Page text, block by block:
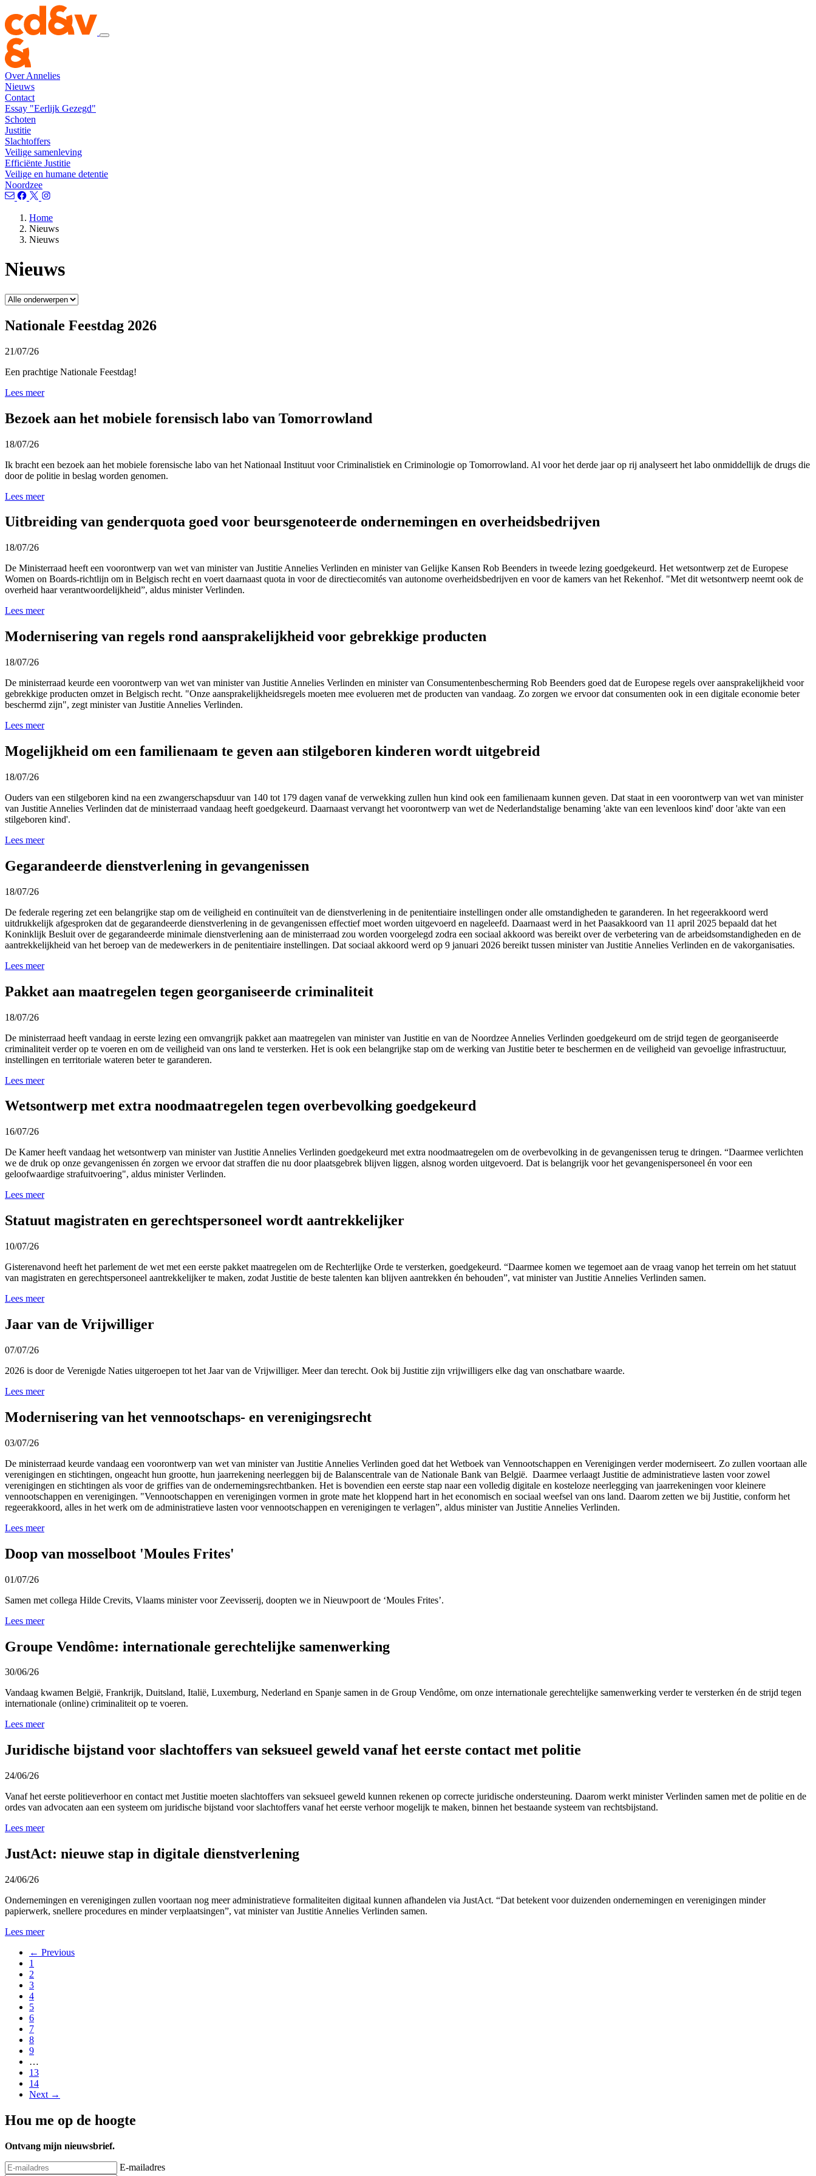
Over Annelies
Nieuws
Contact
Essay "Eerlijk Gezegd"
Schoten
Justitie
Slachtoffers
Veilige samenleving
Efficiënte Justitie
Veilige en humane detentie
Noordzee
Home
Nieuws
Nieuws
Nieuws
Nationale Feestdag 2026
21/07/26
Een prachtige Nationale Feestdag!
Lees meer
Bezoek aan het mobiele forensisch labo van Tomorrowland
18/07/26
Ik bracht een bezoek aan het mobiele forensische labo van het Nationaal Instituut voor Criminalistiek en Criminologie op Tomorrowland. Al voor het derde jaar op rij analyseert het labo onmiddellijk de drugs die
door de politie in beslag worden genomen.
Lees meer
Uitbreiding van genderquota goed voor beursgenoteerde ondernemingen en overheidsbedrijven
18/07/26
De Ministerraad heeft een voorontwerp van wet van minister van Justitie Annelies Verlinden en minister van Gelijke Kansen Rob Beenders in tweede lezing goedgekeurd. Het wetsontwerp zet de Europese
Women on Boards-richtlijn om in Belgisch recht en voert daarnaast quota in voor de directiecomités van autonome overheidsbedrijven en voor de kamers van het Rekenhof. "Met dit wetsontwerp neemt ook de
overheid haar verantwoordelijkheid”, aldus minister Verlinden.
Lees meer
Modernisering van regels rond aansprakelijkheid voor gebrekkige producten
18/07/26
De ministerraad keurde een voorontwerp van wet van minister van Justitie Annelies Verlinden en minister van Consumentenbescherming Rob Beenders goed dat de Europese regels over aansprakelijkheid voor
gebrekkige producten omzet in Belgisch recht. "Onze aansprakelijkheidsregels moeten mee evolueren met de producten van vandaag. Zo zorgen we ervoor dat consumenten ook in een digitale economie beter
beschermd zijn", zegt minister van Justitie Annelies Verlinden.
Lees meer
Mogelijkheid om een familienaam te geven aan stilgeboren kinderen wordt uitgebreid
18/07/26
Ouders van een stilgeboren kind na een zwangerschapsduur van 140 tot 179 dagen vanaf de verwekking zullen hun kind ook een familienaam kunnen geven. Dat staat in een voorontwerp van wet van minister
van Justitie Annelies Verlinden dat de ministerraad vandaag heeft goedgekeurd. Daarnaast vervangt het voorontwerp van wet de Nederlandstalige benaming 'akte van een levenloos kind' door 'akte van een
stilgeboren kind'.
Lees meer
Gegarandeerde dienstverlening in gevangenissen
18/07/26
De federale regering zet een belangrijke stap om de veiligheid en continuïteit van de dienstverlening in de penitentiaire instellingen onder alle omstandigheden te garanderen. In het regeerakkoord werd
uitdrukkelijk afgesproken dat de gegarandeerde dienstverlening in de gevangenissen effectief moet worden uitgevoerd en nageleefd. Daarnaast werd in het Paasakkoord van 11 april 2025 bepaald dat het
Koninklijk Besluit over de gegarandeerde minimale dienstverlening aan de ministerraad zou worden voorgelegd zodra een sociaal akkoord was bereikt over de verbetering van de arbeidsomstandigheden en de
aantrekkelijkheid van het beroep van de medewerkers in de penitentiaire instellingen. Dat sociaal akkoord werd op 9 januari 2026 bereikt tussen minister van Justitie Annelies Verlinden en de vakorganisaties.
Lees meer
Pakket aan maatregelen tegen georganiseerde criminaliteit
18/07/26
De ministerraad heeft vandaag in eerste lezing een omvangrijk pakket aan maatregelen van minister van Justitie en van de Noordzee Annelies Verlinden goedgekeurd om de strijd tegen de georganiseerde
criminaliteit verder op te voeren en om de veiligheid van ons land te versterken. Het is ook een belangrijke stap om de werking van Justitie beter te beschermen en de veiligheid van gevoelige infrastructuur,
instellingen en territoriale wateren beter te garanderen.
Lees meer
Wetsontwerp met extra noodmaatregelen tegen overbevolking goedgekeurd
16/07/26
De Kamer heeft vandaag het wetsontwerp van minister van Justitie Annelies Verlinden goedgekeurd met extra noodmaatregelen om de overbevolking in de gevangenissen terug te dringen. “Daarmee verlichten
we de druk op onze gevangenissen én zorgen we ervoor dat straffen die nu door plaatsgebrek blijven liggen, alsnog worden uitgevoerd. Dat is belangrijk voor het gevangenispersoneel én voor een
geloofwaardige strafuitvoering", aldus minister Verlinden.
Lees meer
Statuut magistraten en gerechtspersoneel wordt aantrekkelijker
10/07/26
Gisterenavond heeft het parlement de wet met een eerste pakket maatregelen om de Rechterlijke Orde te versterken, goedgekeurd. “Daarmee komen we tegemoet aan de vraag vanop het terrein om het statuut
van magistraten en gerechtspersoneel aantrekkelijker te maken, zodat Justitie de beste talenten kan blijven aantrekken én behouden”, vat minister van Justitie Annelies Verlinden samen.
Lees meer
Jaar van de Vrijwilliger
07/07/26
2026 is door de Verenigde Naties uitgeroepen tot het Jaar van de Vrijwilliger. Meer dan terecht. Ook bij Justitie zijn vrijwilligers elke dag van onschatbare waarde.
Lees meer
Modernisering van het vennootschaps- en verenigingsrecht
03/07/26
De ministerraad keurde vandaag een voorontwerp van wet van minister van Justitie Annelies Verlinden goed dat het Wetboek van Vennootschappen en Verenigingen verder moderniseert. Zo zullen voortaan alle
verenigingen en stichtingen, ongeacht hun grootte, hun jaarrekening neerleggen bij de Balanscentrale van de Nationale Bank van België. Daarmee verlaagt Justitie de administratieve lasten voor zowel
verenigingen en stichtingen als voor de griffies van de ondernemingsrechtbanken. Het is bovendien een eerste stap naar een volledig digitale en kosteloze neerlegging van jaarrekeningen voor kleinere
vennootschappen en verenigingen. "Vennootschappen en verenigingen vormen in grote mate het kloppend hart in het economisch en sociaal weefsel van ons land. Daarom zetten we bij Justitie, conform het
regeerakkoord, alles in het werk om de administratieve lasten voor vennootschappen en verenigingen te verlagen”, aldus minister van Justitie Annelies Verlinden.
Lees meer
Doop van mosselboot 'Moules Frites'
01/07/26
Samen met collega Hilde Crevits, Vlaams minister voor Zeevisserij, doopten we in Nieuwpoort de ‘Moules Frites’.
Lees meer
Groupe Vendôme: internationale gerechtelijke samenwerking
30/06/26
Vandaag kwamen België, Frankrijk, Duitsland, Italië, Luxemburg, Nederland en Spanje samen in de Group Vendôme, om onze internationale gerechtelijke samenwerking verder te versterken én de strijd tegen
internationale (online) criminaliteit op te voeren.
Lees meer
Juridische bijstand voor slachtoffers van seksueel geweld vanaf het eerste contact met politie
24/06/26
Vanaf het eerste politieverhoor en contact met Justitie moeten slachtoffers van seksueel geweld kunnen rekenen op correcte juridische ondersteuning. Daarom werkt minister Verlinden samen met de politie en de
ordes van advocaten aan een systeem om juridische bijstand voor slachtoffers vanaf het eerste verhoor mogelijk te maken, binnen het bestaande systeem van rechtsbijstand.
Lees meer
JustAct: nieuwe stap in digitale dienstverlening
24/06/26
Ondernemingen en verenigingen zullen voortaan nog meer administratieve formaliteiten digitaal kunnen afhandelen via JustAct. “Dat betekent voor duizenden ondernemingen en verenigingen minder
papierwerk, snellere procedures en minder verplaatsingen”, vat minister van Justitie Annelies Verlinden samen.
Lees meer
← Previous
1
2
3
4
5
6
7
8
9
…
13
14
Next →
Hou me op de hoogte
Ontvang mijn nieuwsbrief.
E-mailadres